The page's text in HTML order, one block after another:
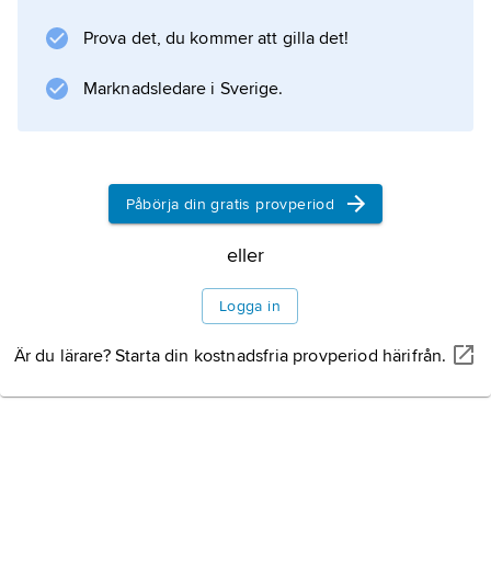
Prova det, du kommer att gilla det!
Marknadsledare i Sverige.
Påbörja din gratis provperiod
eller
Logga in
Är du lärare? Starta din kostnadsfria provperiod härifrån.